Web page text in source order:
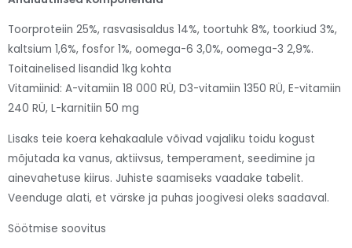
Toorproteiin 25%, rasvasisaldus 14%, toortuhk 8%, toorkiud 3%,
kaltsium 1,6%, fosfor 1%, oomega-6 3,0%, oomega-3 2,9%.
Toitainelised lisandid 1kg kohta
Vitamiinid: A-vitamiin 18 000 RÜ, D3-vitamiin 1350 RÜ, E-vitamiin
240 RÜ, L-karnitiin 50 mg
Lisaks teie koera kehakaalule võivad vajaliku toidu kogust
mõjutada ka vanus, aktiivsus, temperament, seedimine ja
ainevahetuse kiirus. Juhiste saamiseks vaadake tabelit.
Veenduge alati, et värske ja puhas joogivesi oleks saadaval.
Söötmise soovitus